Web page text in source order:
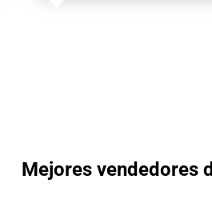
Mejores vendedores